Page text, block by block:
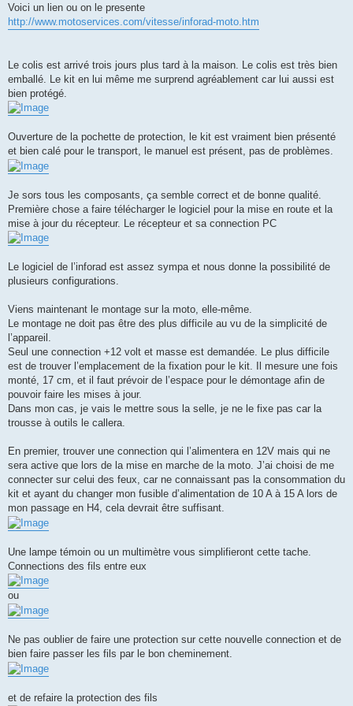
Voici un lien ou on le presente
http://www.motoservices.com/vitesse/inforad-moto.htm
Le colis est arrivé trois jours plus tard à la maison. Le colis est très bien
emballé. Le kit en lui même me surprend agréablement car lui aussi est
bien protégé.
Ouverture de la pochette de protection, le kit est vraiment bien présenté
et bien calé pour le transport, le manuel est présent, pas de problèmes.
Je sors tous les composants, ça semble correct et de bonne qualité.
Première chose a faire télécharger le logiciel pour la mise en route et la
mise à jour du récepteur. Le récepteur et sa connection PC
Le logiciel de l’inforad est assez sympa et nous donne la possibilité de
plusieurs configurations.
Viens maintenant le montage sur la moto, elle-même.
Le montage ne doit pas être des plus difficile au vu de la simplicité de
l’appareil.
Seul une connection +12 volt et masse est demandée. Le plus difficile
est de trouver l’emplacement de la fixation pour le kit. Il mesure une fois
monté, 17 cm, et il faut prévoir de l’espace pour le démontage afin de
pouvoir faire les mises à jour.
Dans mon cas, je vais le mettre sous la selle, je ne le fixe pas car la
trousse à outils le callera.
En premier, trouver une connection qui l’alimentera en 12V mais qui ne
sera active que lors de la mise en marche de la moto. J’ai choisi de me
connecter sur celui des feux, car ne connaissant pas la consommation du
kit et ayant du changer mon fusible d’alimentation de 10 A à 15 A lors de
mon passage en H4, cela devrait être suffisant.
Une lampe témoin ou un multimètre vous simplifieront cette tache.
Connections des fils entre eux
ou
Ne pas oublier de faire une protection sur cette nouvelle connection et de
bien faire passer les fils par le bon cheminement.
et de refaire la protection des fils